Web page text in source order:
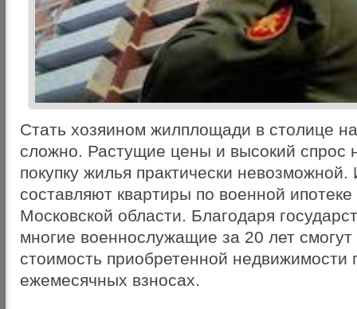
Стать хозяином жилплощади в столице
сложно. Растущие цены и высокий спрос
покупку жилья практически
составляют квартиры по военной
Московской области. Благодаря
многие военнослужащие за 20 лет смогут
стоимость приобретенной недвижимости
ежемесячных взносах.